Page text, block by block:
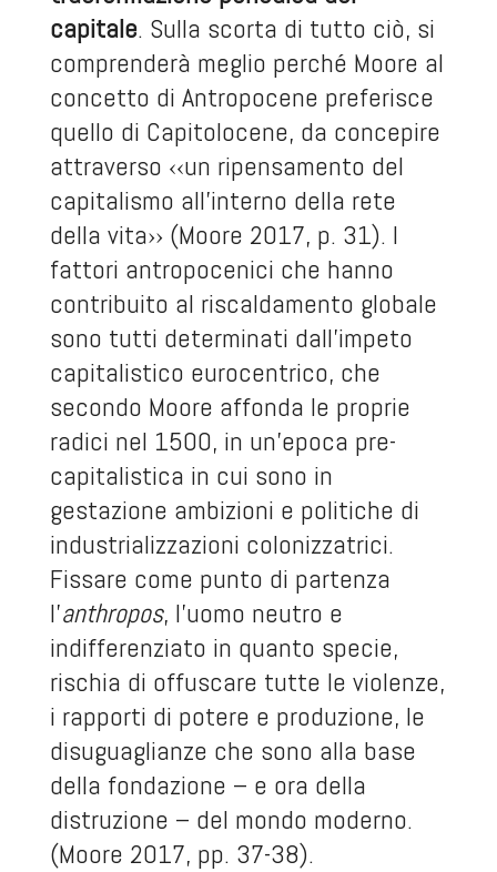
capitale. Sulla scorta di tutto ciò, si
comprenderà meglio perché Moore al
concetto di Antropocene preferisce
quello di Capitolocene, da concepire
attraverso ‹‹un ripensamento del
capitalismo all’interno della rete
della vita›› (Moore 2017, p. 31). I
fattori antropocenici che hanno
contribuito al riscaldamento globale
sono tutti determinati dall’impeto
capitalistico eurocentrico, che
secondo Moore affonda le proprie
radici nel 1500, in un’epoca pre-
capitalistica in cui sono in
gestazione ambizioni e politiche di
industrializzazioni colonizzatrici.
Fissare come punto di partenza
l’anthropos, l’uomo neutro e
indifferenziato in quanto specie,
rischia di offuscare tutte le violenze,
i rapporti di potere e produzione, le
disuguaglianze che sono alla base
della fondazione – e ora della
distruzione – del mondo moderno.
(Moore 2017, pp. 37-38).